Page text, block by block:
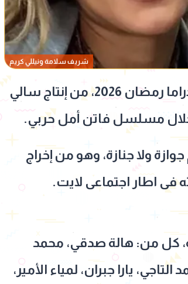
شريف سلامة ونيللي كريم
تعاونه مع النجمة نيللي كريم خلال ماراثون دراما رمضان 2026، من إنتاج سالي
ولا جنازة، وهو من إخراج
فى اطار اجتماعى لايت.
كل من: هالة صدقي، محمد
يارا جبران، لمياء الأمير،